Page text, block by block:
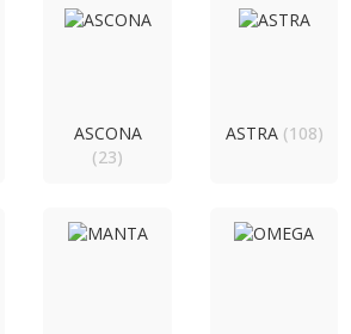
ASCONA
(23)
ASTRA (108)